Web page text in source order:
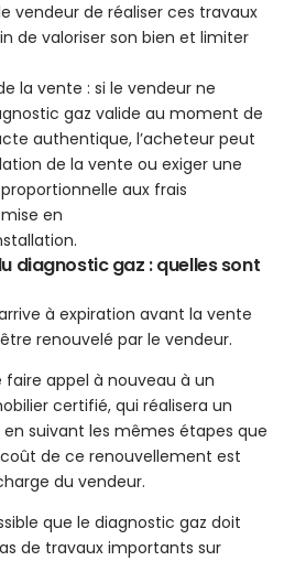
vendeur de réaliser ces travaux
de valoriser son bien et limiter
la vente : si le vendeur ne
gaz valide au moment de
authentique, l’acheteur peut
de la vente ou exiger une
aux frais
en
diagnostic gaz : quelles sont
à expiration avant la vente
renouvelé par le vendeur.
faire appel à nouveau à un
certifié, qui réalisera un
suivant les mêmes étapes que
de ce renouvellement est
du vendeur.
que le diagnostic gaz doit
de travaux importants sur